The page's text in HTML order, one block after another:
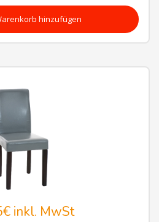
hinzufügen
inkl. MwSt